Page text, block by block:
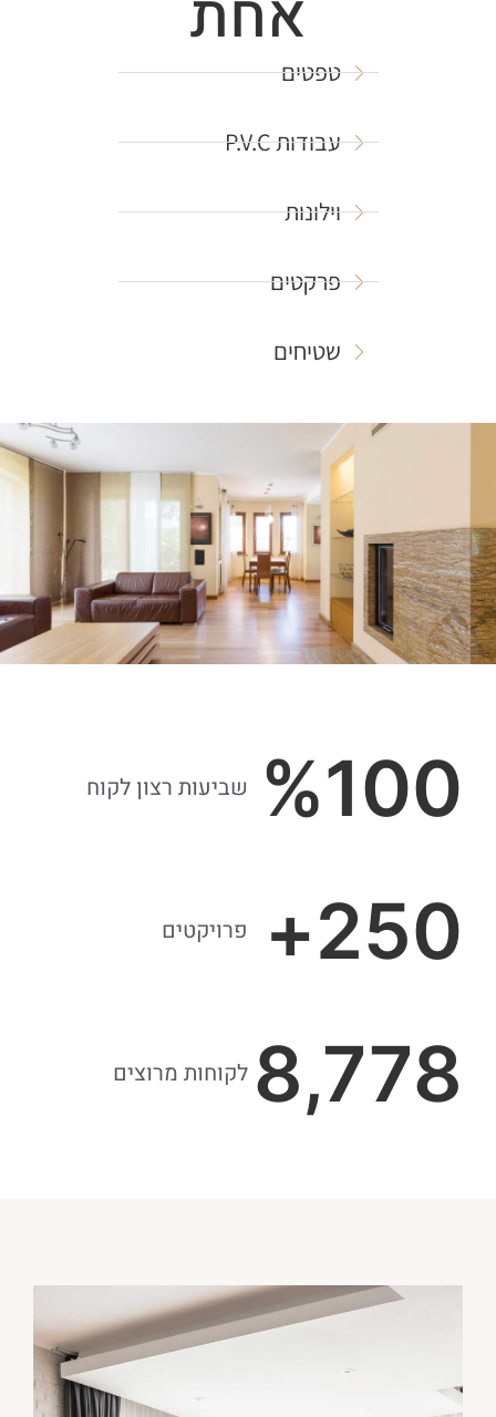
טפטים
עבודות P.V.C
וילונות
פרקטים
שטיחים
100
% שביעות רצון לקוח
250
+ פרויקטים
8,778 לקוחות מרוצים